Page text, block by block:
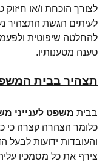
לצורך הוכחת ו/או
לעיתים הגשת התצהיר
להחלטה שיפוטית
טענה מטענותיו.
תצהיר בבית
בבית משפט לענייני
כלומר הצהרה קצרה כי
והעובדות ידועות לבעל
צירף את כל מסמכיו